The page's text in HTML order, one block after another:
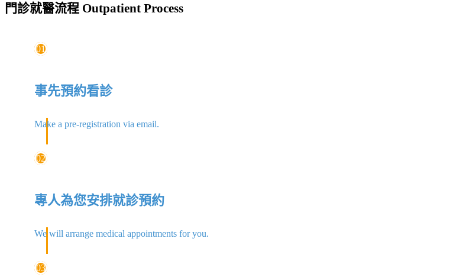
門診就醫流程 Outpatient Process
01
事先預約看診
Make a pre-registration via email.
02
專人為您安排就診預約
We will arrange medical appointments for you.
03